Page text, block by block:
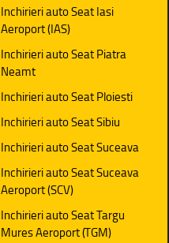
Inchirieri auto Seat Iasi
Aeroport (IAS)
Inchirieri auto Seat Piatra
Neamt
Inchirieri auto Seat Ploiesti
Inchirieri auto Seat Sibiu
Inchirieri auto Seat Suceava
Inchirieri auto Seat Suceava
Aeroport (SCV)
Inchirieri auto Seat Targu
Mures Aeroport (TGM)